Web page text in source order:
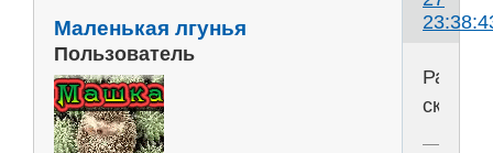
Маленькая лгунья
Пользователь